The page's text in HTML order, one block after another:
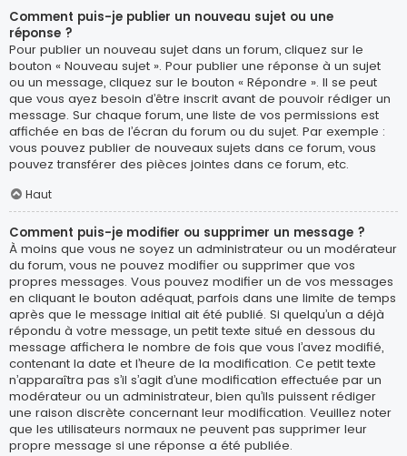
Comment puis-je publier un nouveau sujet ou une
réponse ?
Pour publier un nouveau sujet dans un forum, cliquez sur le
bouton « Nouveau sujet ». Pour publier une réponse à un sujet
ou un message, cliquez sur le bouton « Répondre ». Il se peut
que vous ayez besoin d’être inscrit avant de pouvoir rédiger un
message. Sur chaque forum, une liste de vos permissions est
affichée en bas de l’écran du forum ou du sujet. Par exemple :
vous pouvez publier de nouveaux sujets dans ce forum, vous
pouvez transférer des pièces jointes dans ce forum, etc.
Haut
Comment puis-je modifier ou supprimer un message ?
À moins que vous ne soyez un administrateur ou un modérateur
du forum, vous ne pouvez modifier ou supprimer que vos
propres messages. Vous pouvez modifier un de vos messages
en cliquant le bouton adéquat, parfois dans une limite de temps
après que le message initial ait été publié. Si quelqu’un a déjà
répondu à votre message, un petit texte situé en dessous du
message affichera le nombre de fois que vous l’avez modifié,
contenant la date et l’heure de la modification. Ce petit texte
n’apparaîtra pas s’il s’agit d’une modification effectuée par un
modérateur ou un administrateur, bien qu’ils puissent rédiger
une raison discrète concernant leur modification. Veuillez noter
que les utilisateurs normaux ne peuvent pas supprimer leur
propre message si une réponse a été publiée.